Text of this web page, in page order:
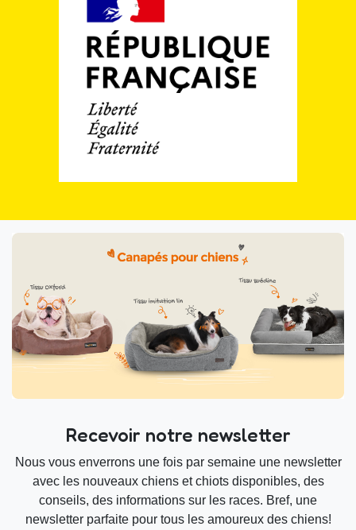
Recevoir notre newsletter
Nous vous enverrons une fois par semaine une newsletter
avec les nouveaux chiens et chiots disponibles, des
conseils, des informations sur les races. Bref, une
newsletter parfaite pour tous les amoureux des chiens!